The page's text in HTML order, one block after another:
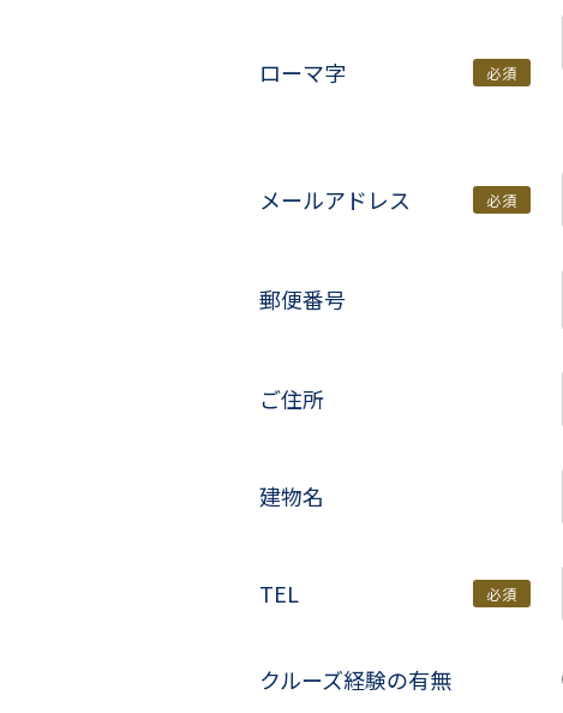
ローマ字 必須
メールアドレス 必須
郵便番号
ご住所
建物名
TEL 必須
クルーズ経験の有無